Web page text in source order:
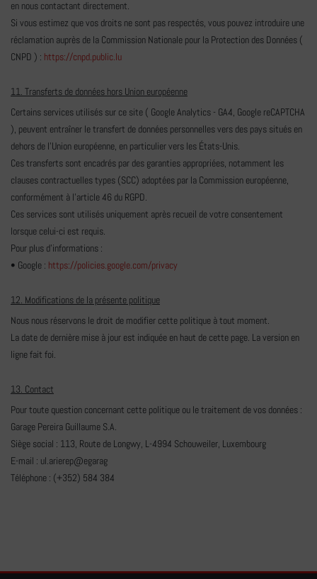
en nous contactant directement.
Si vous estimez que vos droits ne sont pas respectés, vous pouvez introduire une
réclamation auprès de la Commission Nationale pour la Protection des Données (
CNPD ) : https://cnpd.public.lu
11. Transferts de données hors Union européenne
Certains services utilisés sur ce site ( Google Analytics - GA4, Google reCAPTCHA
), peuvent entraîner le transfert de données personnelles vers des pays situés en
dehors de l'Union européenne, en particulier vers les États-Unis.
Ces transferts sont encadrés par des garanties appropriées, notamment les
clauses contractuelles types (SCC) adoptées par la Commission européenne,
conformément à l'article 46 du RGPD.
Ces services sont utilisés uniquement après recueil de votre consentement
lorsque celui-ci est requis.
Pour plus d'informations :
• Google : https://policies.google.com/privacy
12. Modifications de la présente politique
Nous nous réservons le droit de modifier cette politique à tout moment.
La date de dernière mise à jour est indiquée en haut de cette page. La version en
ligne fait foi.
13. Contact
Pour toute question concernant cette politique ou le traitement de vos données :
Garage Pereira Guillaume S.A.
Siège social : 113, Route de Longwy, L-4994 Schouweiler, Luxembourg
E-mail : ul.arierep@egarag
Téléphone : (+352) 584 384